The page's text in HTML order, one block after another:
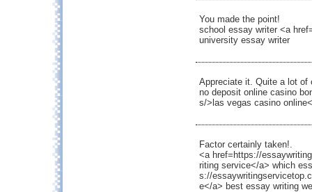
You made the point!
school essay writer <a
university essay writer
Appreciate it. Quite a lot of
no deposit online casino
s/>las vegas casino
Factor certainly taken!.
<a href=https://
riting service</a> which
s://
e</a> best essay writing